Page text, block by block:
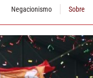
Negacionismo Sobre